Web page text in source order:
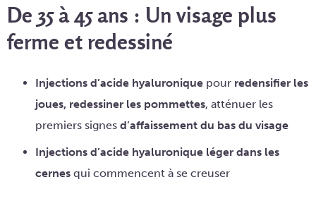
De 35 à 45 ans : Un visage plus
ferme et redessiné
Injections d’acide hyaluronique pour redensifier les
joues, redessiner les pommettes, atténuer les
premiers signes d’affaissement du bas du visage
Injections d’acide hyaluronique léger dans les
cernes qui commencent à se creuser